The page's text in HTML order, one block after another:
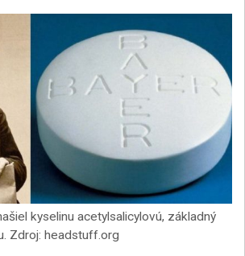
kyselinu acetylsalicylovú, základný
Zdroj: headstuff.org